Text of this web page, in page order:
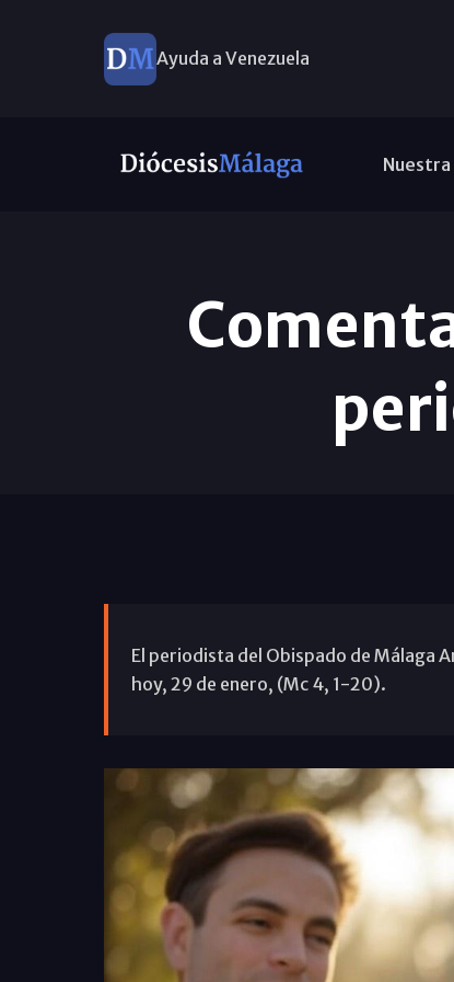
Ayuda a Venezuela
Nuestra
El periodista del Obispado de Málaga
hoy, 29 de enero, (Mc 4, 1-20).